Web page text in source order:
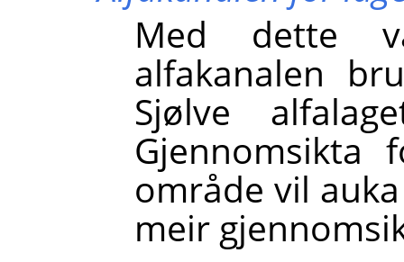
Med dette
alfakanalen
Sjølve
Gjennomsikta
område vil
meir